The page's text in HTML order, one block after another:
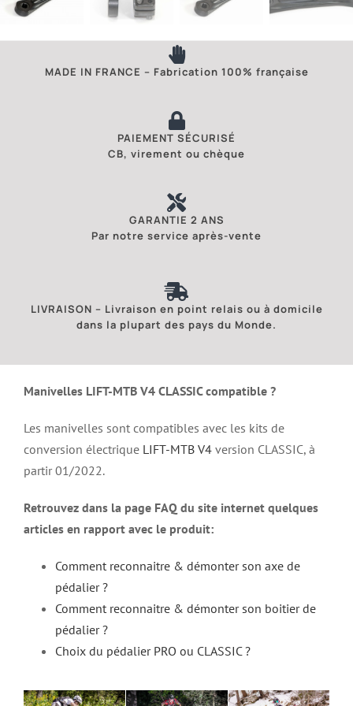
MADE IN FRANCE – Fabrication 100% française
PAIEMENT SÉCURISÉ
CB, virement ou chèque
GARANTIE 2 ANS
Par notre service après-vente
LIVRAISON – Livraison en point relais ou à domicile
dans la plupart des pays du Monde.
Manivelles LIFT-MTB V4 CLASSIC compatible ?
Les manivelles sont compatibles avec les kits de
conversion électrique LIFT-MTB V4version CLASSIC, à
partir 01/2022.
Retrouvez dans la page FAQ du site internet quelques
articles en rapport avec le produit:
Comment reconnaitre & démonter son axe de
pédalier ?
Comment reconnaitre & démonter son boitier de
pédalier ?
Choix du pédalier PRO ou CLASSIC ?